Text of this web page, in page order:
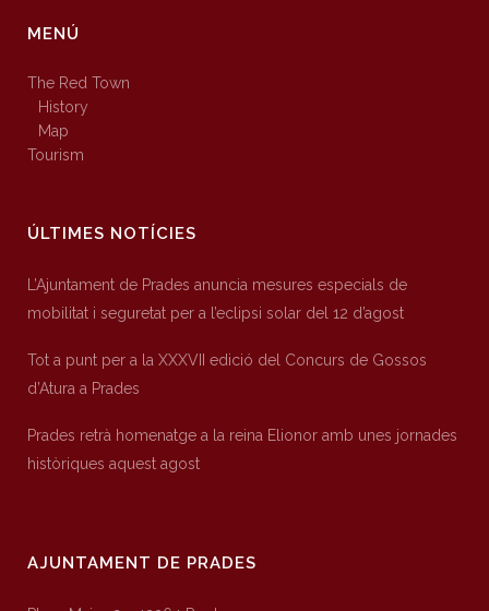
MENÚ
The Red Town
History
Map
Tourism
ÚLTIMES NOTÍCIES
L’Ajuntament de Prades anuncia mesures especials de
mobilitat i seguretat per a l’eclipsi solar del 12 d’agost
Tot a punt per a la XXXVII edició del Concurs de Gossos
d’Atura a Prades
Prades retrà homenatge a la reina Elionor amb unes jornades
històriques aquest agost
AJUNTAMENT DE PRADES